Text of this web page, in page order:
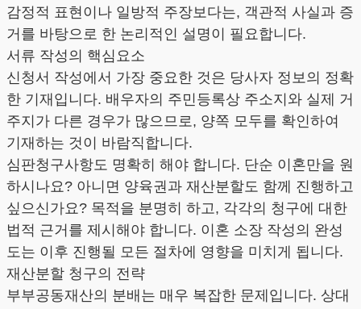
감정적 표현이나 일방적 주장보다는, 객관적 사실과 증
거를 바탕으로 한 논리적인 설명이 필요합니다.
서류 작성의 핵심요소
신청서 작성에서 가장 중요한 것은 당사자 정보의 정확
한 기재입니다. 배우자의 주민등록상 주소지와 실제 거
주지가 다른 경우가 많으므로, 양쪽 모두를 확인하여
기재하는 것이 바람직합니다.
심판청구사항도 명확히 해야 합니다. 단순 이혼만을 원
하시나요? 아니면 양육권과 재산분할도 함께 진행하고
싶으신가요? 목적을 분명히 하고, 각각의 청구에 대한
법적 근거를 제시해야 합니다. 이혼 소장 작성의 완성
도는 이후 진행될 모든 절차에 영향을 미치게 됩니다.
재산분할 청구의 전략
부부공동재산의 분배는 매우 복잡한 문제입니다. 상대